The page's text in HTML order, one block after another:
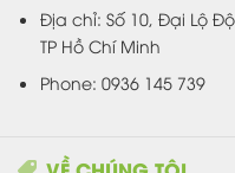
Địa chỉ: Số 10, Đại Lộ
TP Hồ Chí Minh
Phone: 0936 145 739